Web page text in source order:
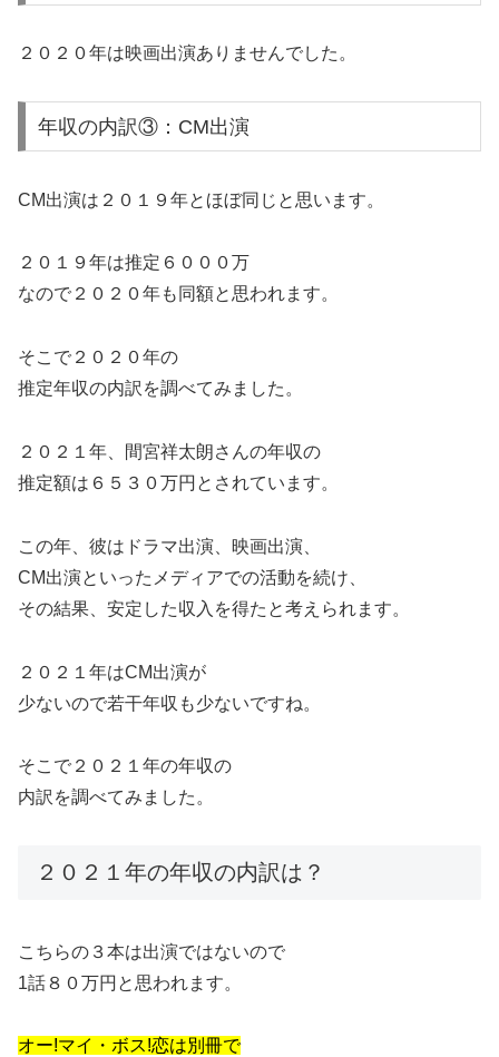
２０２０年は映画出演ありませんでした。
年収の内訳③：CM出演
CM出演は２０１９年とほぼ同じと思います。
２０１９年は推定６０００万
なので２０２０年も同額と思われます。
そこで２０２０年の
推定年収の内訳を調べてみました。
２０２１年、間宮祥太朗さんの年収の
推定額は６５３０万円とされています。
この年、彼はドラマ出演、映画出演、
CM出演といったメディアでの活動を続け、
その結果、安定した収入を得たと考えられます。
２０２１年はCM出演が
少ないので若干年収も少ないですね。
そこで２０２１年の年収の
内訳を調べてみました。
２０２１年の年収の内訳は？
こちらの３本は出演ではないので
1話８０万円と思われます。
オー!マイ・ボス!恋は別冊で